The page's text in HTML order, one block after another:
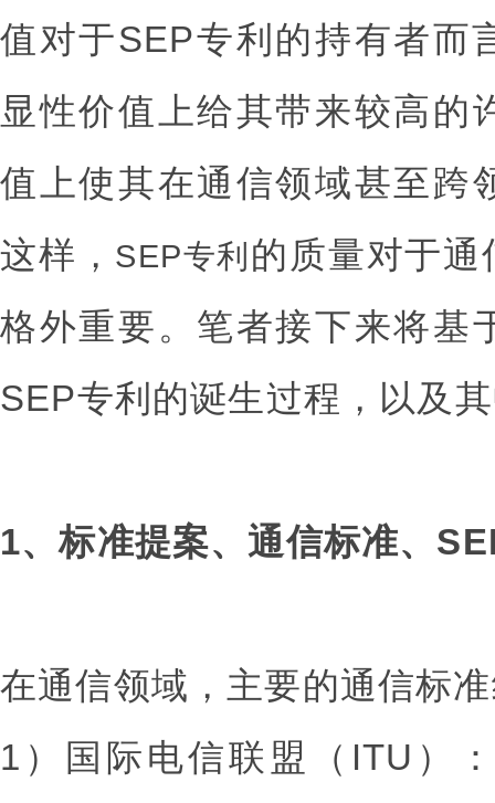
值对于SEP专利的持有者而
显性价值上给其带来较高的
值上使其在通信领域甚至跨
这样， SEP专利 的质量对于
格外重要。笔者接下来将基
SEP专利的诞生过程，以及
1、标准提案、通信标准、
在通信领域，主要的通信标
1）国际电信联盟（ITU）